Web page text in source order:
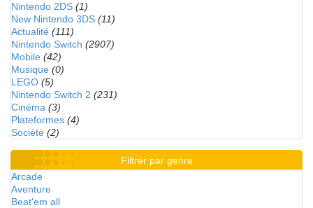
Nintendo 2DS (1)
New Nintendo 3DS (11)
Actualité (111)
Nintendo Switch (2907)
Mobile (42)
Musique (0)
LEGO (5)
Nintendo Switch 2 (231)
Cinéma (3)
Plateformes (4)
Société (2)
Filtrer par genre
Arcade
Aventure
Beat'em all